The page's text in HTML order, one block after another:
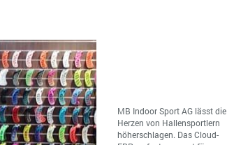
MB Indoor Sport AG lässt die
Herzen von Hallensportlern
höherschlagen. Das Cloud-